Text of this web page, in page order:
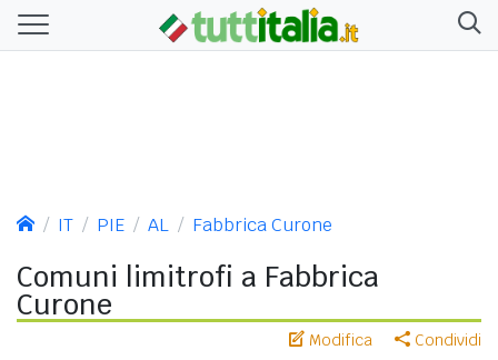
IT PIE AL Fabbrica Curone
Comuni limitrofi a Fabbrica
Curone
Modifica Condividi